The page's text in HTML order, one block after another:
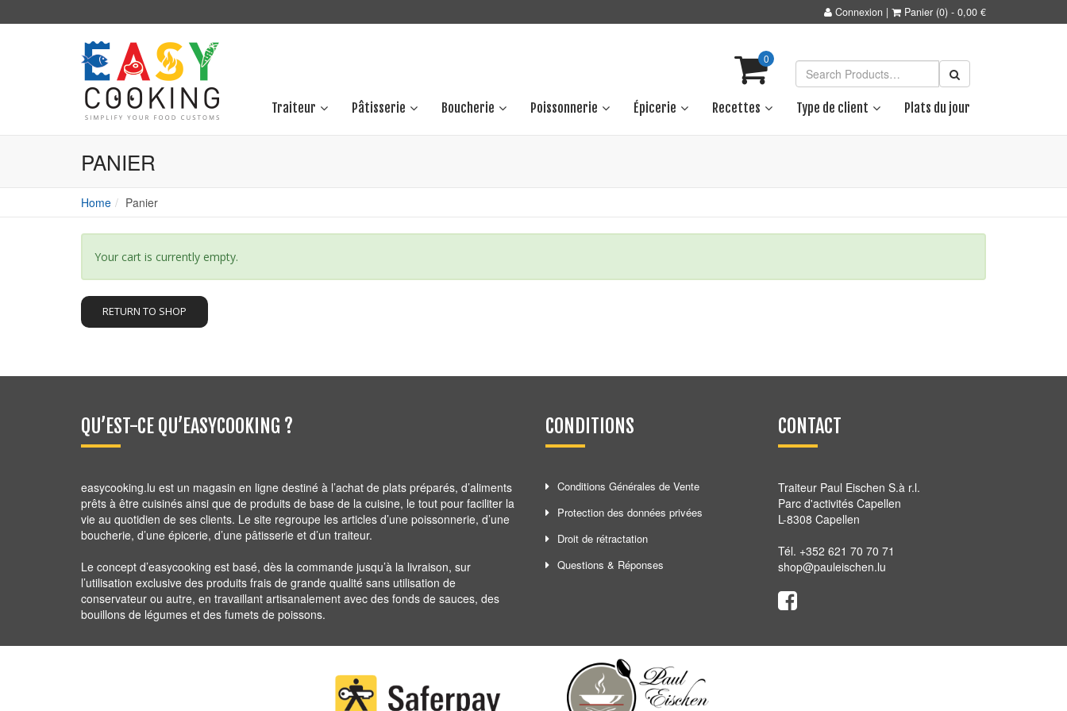
Connexion | Panier (0) - 0,00 €
0
Traiteur Pâtisserie Boucherie Poissonnerie Épicerie Recettes Type de client Plats du jour
PANIER
Home Panier
Your cart is currently empty.
RETURN TO SHOP
QU’EST-CE QU’EASYCOOKING ?
easycooking.lu est un magasin en ligne destiné à l’achat de plats préparés, d’aliments
prêts à être cuisinés ainsi que de produits de base de la cuisine, le tout pour faciliter la
vie au quotidien de ses clients. Le site regroupe les articles d’une poissonnerie, d’une
boucherie, d’une épicerie, d’une pâtisserie et d’un traiteur.
Le concept d’easycooking est basé, dès la commande jusqu’à la livraison, sur
l’utilisation exclusive des produits frais de grande qualité sans utilisation de
conservateur ou autre, en travaillant artisanalement avec des fonds de sauces, des
bouillons de légumes et des fumets de poissons.
CONDITIONS
Conditions Générales de Vente
Protection des données privées
Droit de rétractation
Questions & Réponses
CONTACT
Traiteur Paul Eischen S.à r.l.
Parc d'activités Capellen
L-8308 Capellen
Tél. +352 621 70 70 71
shop@pauleischen.lu